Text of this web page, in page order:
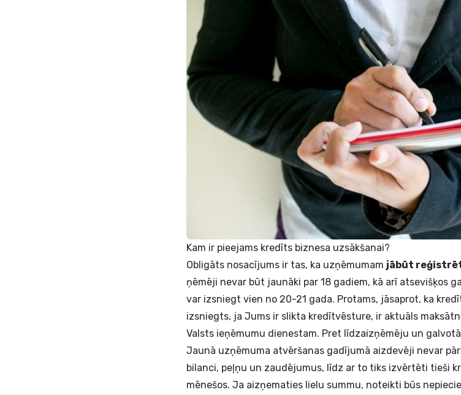
Kam ir pieejams kredīts biznesa uzsākšanai?
Obligāts nosacījums ir tas, ka uzņēmumam jābūt
ņēmēji nevar būt jaunāki par 18 gadiem, kā arī atsevišķos
var izsniegt vien no 20-21 gada. Protams, jāsaprot, ka
izsniegts, ja Jums ir slikta kredītvēsture, ir aktuāls
Valsts ieņēmumu dienestam. Pret līdzaizņēmēju un
Jaunā uzņēmuma atvēršanas gadījumā aizdevēji nevar
bilanci, peļņu un zaudējumus, līdz ar to tiks izvērtēti tieši
mēnešos. Ja aizņematies lielu summu, noteikti būs